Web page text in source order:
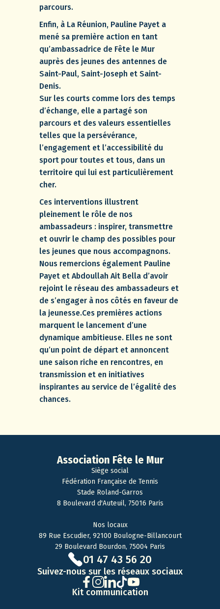
parcours.
Enfin, à La Réunion, Pauline Payet a
mené sa première action en tant
qu’ambassadrice de Fête le Mur
auprès des jeunes des antennes de
Saint-Paul, Saint-Joseph et Saint-
Denis.
Sur les courts comme lors des temps
d’échange, elle a partagé son
parcours et des valeurs essentielles
telles que la persévérance,
l’engagement et l’accessibilité du
sport pour toutes et tous, dans un
territoire qui lui est particulièrement
cher.
Ces interventions illustrent
pleinement le rôle de nos
ambassadeurs : inspirer, transmettre
et ouvrir le champ des possibles pour
les jeunes que nous accompagnons.
Nous remercions également Pauline
Payet et Abdoullah Ait Bella d’avoir
rejoint le réseau des ambassadeurs et
de s’engager à nos côtés en faveur de
la jeunesse.Ces premières actions
marquent le lancement d’une
dynamique ambitieuse. Elles ne sont
qu’un point de départ et annoncent
une saison riche en rencontres, en
transmission et en initiatives
inspirantes au service de l’égalité des
chances.
Association Fête le Mur
Siège social
Fédération Française de Tennis
Stade Roland-Garros
8 Boulevard d'Auteuil, 75016 Paris
Nos locaux
89 Rue Escudier, 92100 Boulogne-Billancourt
29 Boulevard Bourdon, 75004 Paris
01 47 43 56 20
Suivez-nous sur les réseaux sociaux
Kit communication